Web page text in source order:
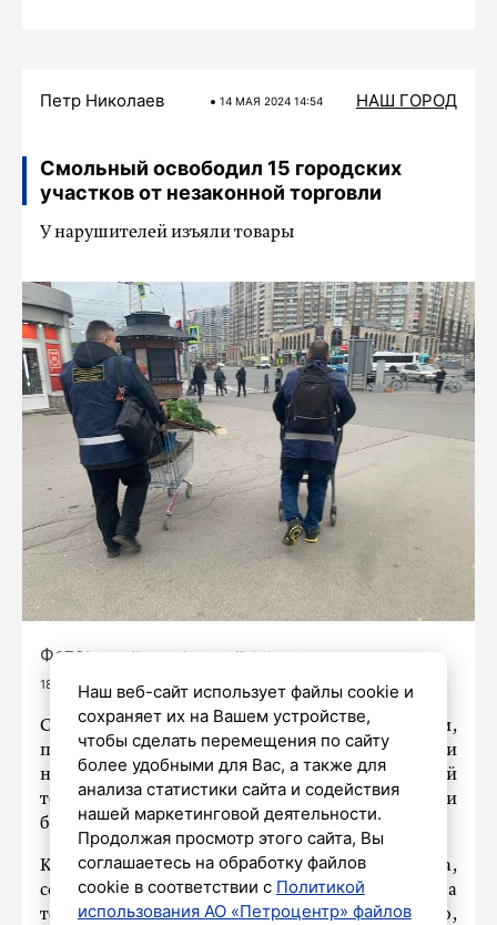
Петр Николаев 14 МАЯ 2024 14:54 НАШ ГОРОД
Смольный освободил 15 городских
участков от незаконной торговли
У нарушителей изъяли товары
Фото: https://vk.com/kvzpb_official?z=photo-
189318064_457247064%2Fwall-189318064_15065
Сотрудники Комитета по вопросам законности,
правопорядка и безопасности освободили
несколько городских участков от незаконной
торговли. Коммерсанты лишились товаров и
будут вынуждены заплатить штраф.
Как рассказали в пресс-службе ведомства,
совместные с полицией рейды проводились на
территориях Адмиралтейского, Центрального,
Наш веб-сайт использует файлы cookie и
сохраняет их на Вашем устройстве,
чтобы сделать перемещения по сайту
более удобными для Вас, а также для
анализа статистики сайта и содействия
нашей маркетинговой деятельности.
Продолжая просмотр этого сайта, Вы
соглашаетесь на обработку файлов
cookie в соответствии с Политикой
использования АО «Петроцентр» файлов